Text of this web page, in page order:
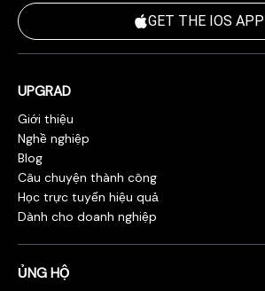
GET THE IOS APP
UPGRAD
Giới thiệu
Nghề nghiệp
Blog
Câu chuyện thành công
Học trực tuyến hiệu quả
Dành cho doanh nghiệp
ỦNG HỘ